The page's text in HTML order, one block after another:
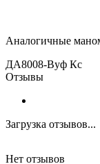
Аналогичные
ДА8008-Вуф Кс
Отзывы
Загрузка отзывов...
Нет отзывов